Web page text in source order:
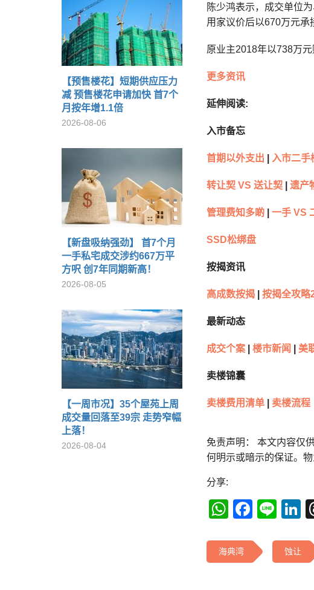
【预售楼花】短期供应压力
减 预售楼花申请加快 首7个
月按年增1.1倍
2026-08-06
【新盘吸纳强劲】 首7个月
一手私宅成交涉约667万平
方呎 创7年同期新高！
2026-08-05
【一周市况】35个屋苑上周
成交量回落至39宗 走势窄幅
上落！
2026-08-04
陈少鸿表示，成交单位
用家议价后以670万元承
原业主2018年以738万元
更多资讯
延伸阅读:
入市备忘
首期以外支出 入市二手
转让契 VS 送让契 遗产
管理费知多啲 一手 VS
SSD松绑盘
按揭资讯
高成数按揭 按揭全攻略
最新动态
成交个案 楼市新闻 美
卖楼锦囊
卖楼费用清单 卖楼流程
免责声明： 本文内容仅
何明示或暗示的保证。
分享:
海典湾 蚀让